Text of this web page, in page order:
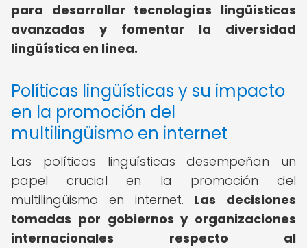
para desarrollar tecnologías lingüísticas
avanzadas y fomentar la diversidad
lingüística en línea.
Políticas lingüísticas y su impacto
en la promoción del
multilingüismo en internet
Las políticas lingüísticas desempeñan un
papel crucial en la promoción del
multilingüismo en internet. Las decisiones
tomadas por gobiernos y organizaciones
internacionales respecto al